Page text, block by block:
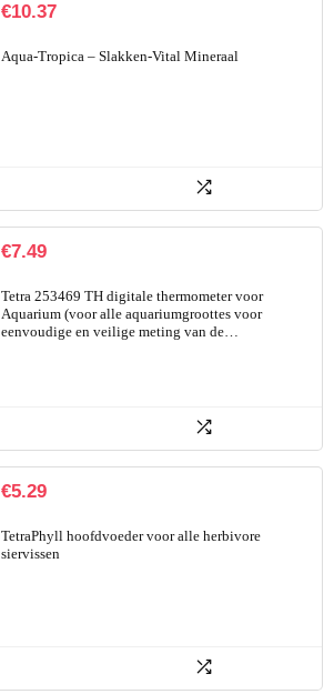
€10.37
Aqua-Tropica – Slakken-Vital Mineraal
€7.49
Tetra 253469 TH digitale thermometer voor
Aquarium (voor alle aquariumgroottes voor
eenvoudige en veilige meting van de…
€5.29
TetraPhyll hoofdvoeder voor alle herbivore
siervissen